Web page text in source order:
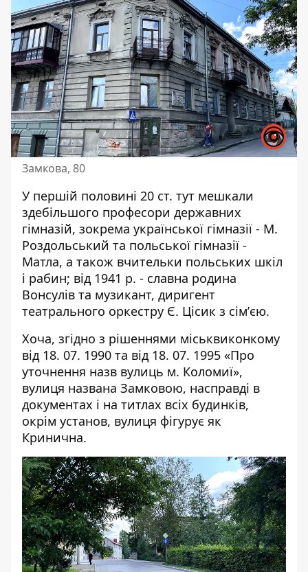
Замкова, 80
У першій половині 20 ст. тут мешкали
здебільшого професори державних
гімназій, зокрема української гімназії - М.
Роздольський та польської гімназії -
Матла, а також вчительки польських шкіл
і рабин; від 1941 р. - славна родина
Вонсулів та музикант, диригент
театрального оркестру Є. Цісик з сімʼєю.
Хоча, згідно з рішеннями міськвиконкому
від 18. 07. 1990 та від 18. 07. 1995 «Про
уточнення назв вулиць м. Коломиї»,
вулиця названа Замковою, насправді в
документах і на титлах всіх будинків,
окрім установ, вулиця фігурує як
Кринична.